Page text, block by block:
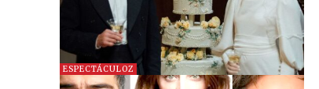
ESPECTÁCULOZ